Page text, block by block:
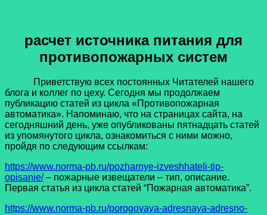
расчет источника питания для
противопожарных систем
Приветствую всех постоянных Читателей нашего
блога и коллег по цеху. Сегодня мы продолжаем
публикацию статей из цикла «Противопожарная
автоматика». Напоминаю, что на страницах сайта, на
сегодняшний день, уже опубликованы пятнадцать статей
из упомянутого цикла, ознакомиться с ними можно,
пройдя по следующим ссылкам:
https://www.norma-pb.ru/pozharnye-izveshhateli-tip-
opisanie/– пожарные извещатели – тип, описание.
Первая статья из цикла статей “Пожарная автоматика”.
https://www.norma-pb.ru/porogovaya-adresnaya-adresno-